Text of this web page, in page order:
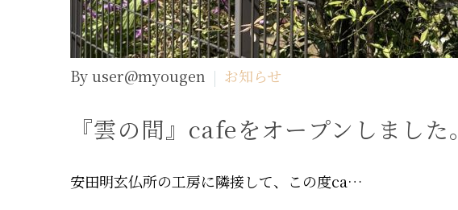
By user@myougen お知らせ
『雲の間』cafeをオープンしました。
安田明玄仏所の工房に隣接して、この度ca…